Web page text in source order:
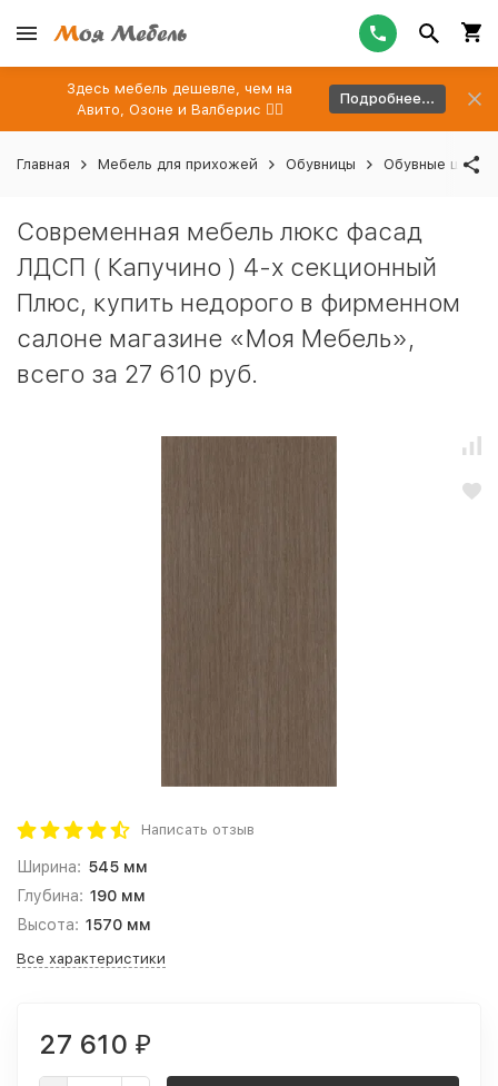
Здесь мебель дешевле, чем на
Авито, Озоне и Валберис 👉🏻
Подробнее...
Главная Мебель для прихожей Обувницы Обувные
Современная мебель люкс фасад
ЛДСП ( Капучино ) 4-х секционный
Плюс, купить недорого в фирменном
салоне магазине «Моя Мебель»,
всего за 27 610 руб.
Написать отзыв
Ширина: 545 мм
Глубина: 190 мм
Высота: 1570 мм
Все характеристики
27 610 ₽